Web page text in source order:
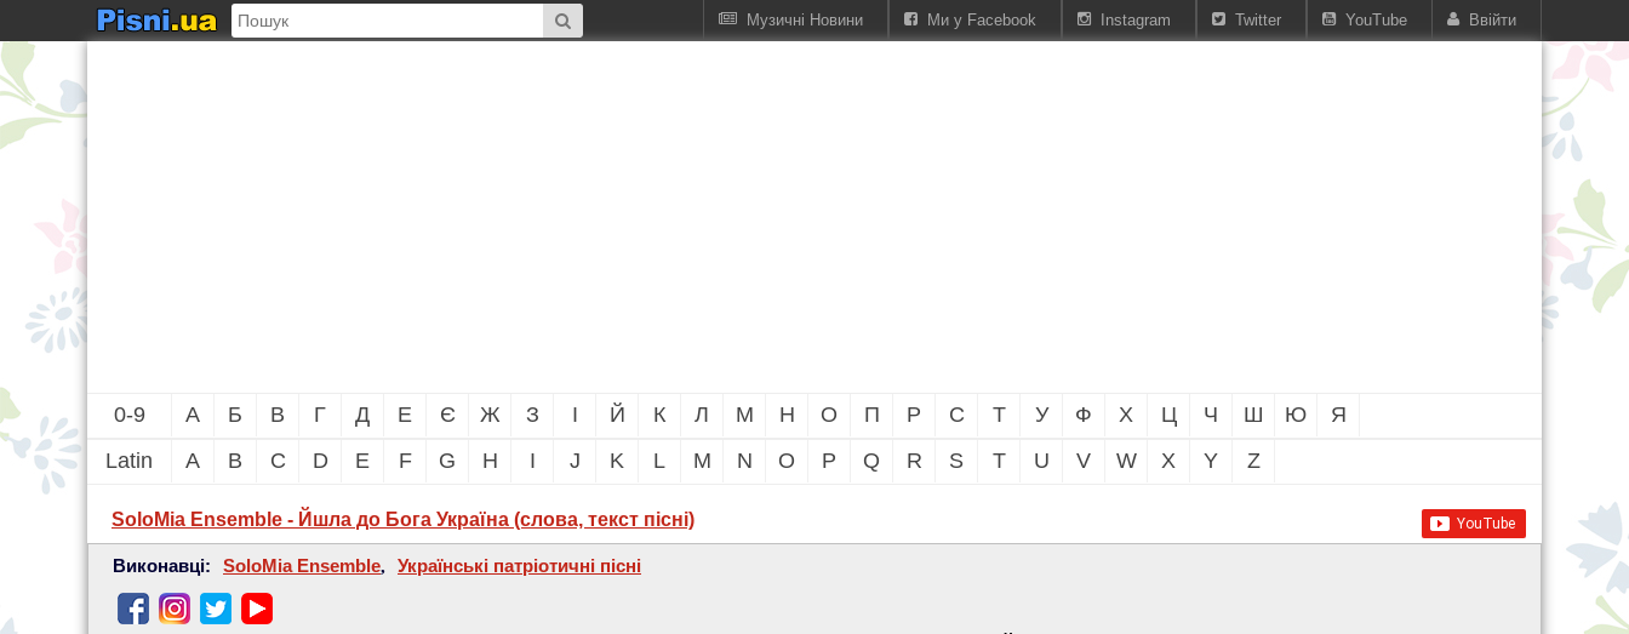
Ввійти
YouTube
Twitter
Instagram
Ми у Facebook
Музичні Новини
0-9 А Б В Г Д Е Є Ж З І Й К Л М Н О П Р С Т У Ф Х Ц Ч Ш Ю
Я
Latin
A B C D E F G H I J K L M N O P Q R S T U V W X Y Z
SoloMia Ensemble - Йшла до Бога Україна (слова, текст пісні)
Виконавці: SoloMia Ensemble, Українські патріотичні пісні